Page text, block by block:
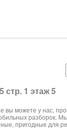
стр. 1 этаж 5
вы можете у нас,
разборок.
пригодные для